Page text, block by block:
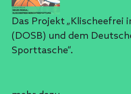
Das Projekt
(DOSB) und dem
Sporttasche“.